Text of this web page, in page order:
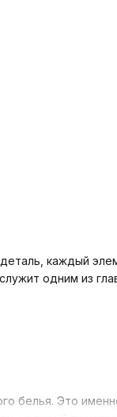
каждый
одним из
белья. Это